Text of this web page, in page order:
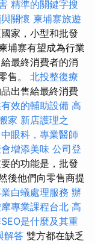
精準的關鍵字搜
關懷 柬埔寨旅遊
家，小型和批發
埔寨有望成為行業
最終消費者的消
售。 北投整復療
出售給最終消費
效的輔助設備 高
家 新店護理之
眼科，專業醫師
增添美味 公司登
的功能是，批發
後他們向零售商提
白蟻處理服務 辦
專業課程台北 高
是什麼及其重
解答 雙方都在缺乏